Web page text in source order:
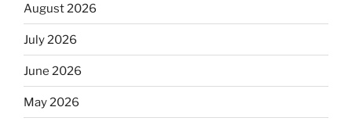
August 2026
July 2026
June 2026
May 2026